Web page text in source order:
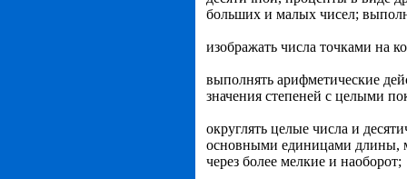
больших и малых чисел;
изображать числа точками на
выполнять арифметические
значения степеней с целыми
округлять целые числа и
основными единицами длины,
через более мелкие и наоборот;